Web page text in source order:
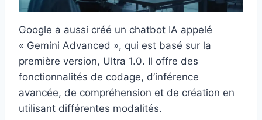
Google a aussi créé un chatbot IA appelé
« Gemini Advanced », qui est basé sur la
première version, Ultra 1.0. Il offre des
fonctionnalités de codage, d’inférence
avancée, de compréhension et de création en
utilisant différentes modalités.